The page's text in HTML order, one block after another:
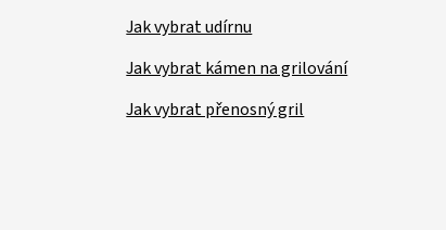
Jak vybrat udírnu
Jak vybrat kámen na grilování
Jak vybrat přenosný gril